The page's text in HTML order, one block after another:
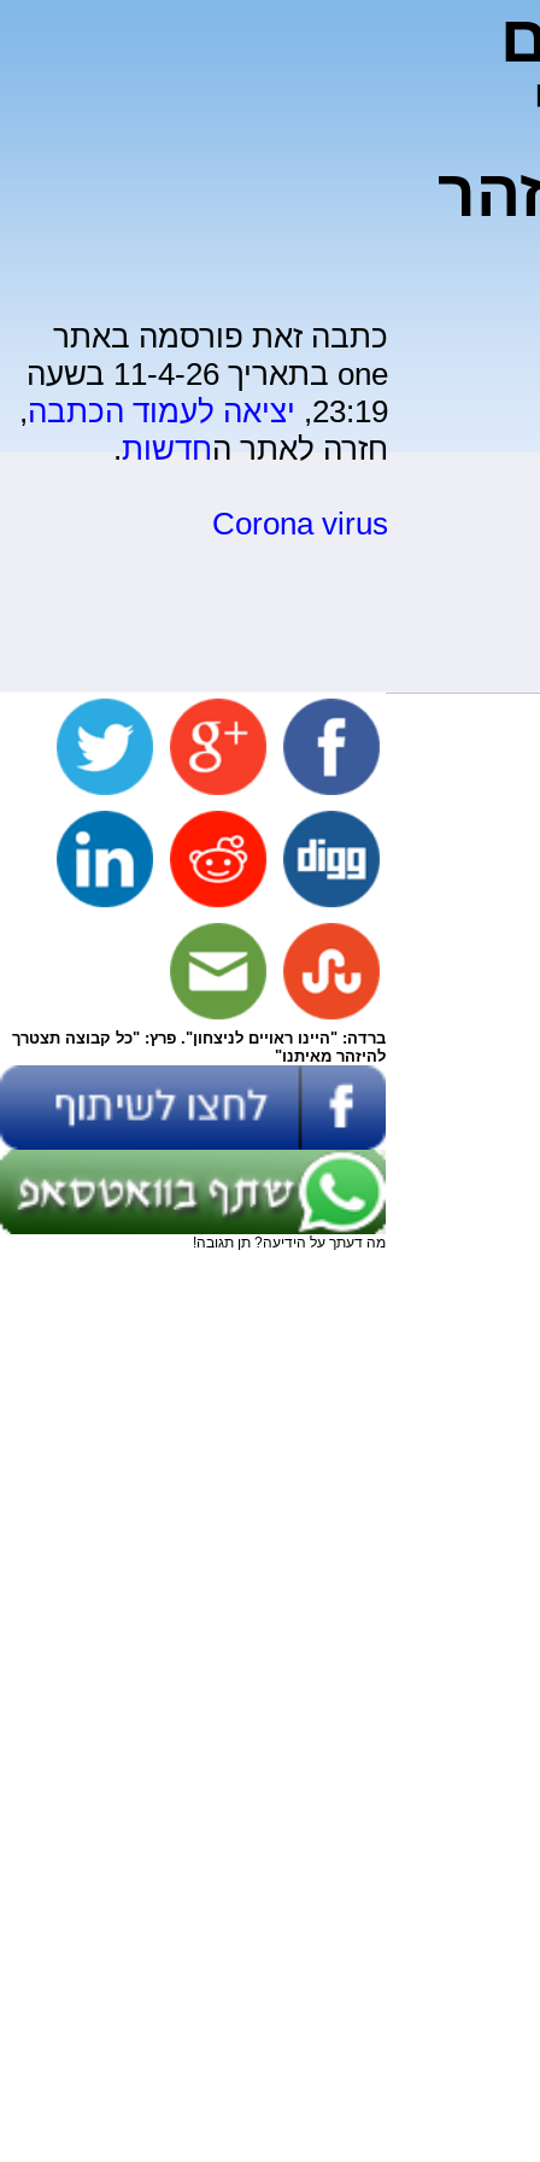
כתבה זאת פורסמה באתר
one בתאריך 11-4-26 בשעה
23:19, יציאה לעמוד הכתבה,
חזרה לאתר החדשות.
Corona virus
ברדה: "היינו ראויים לניצחון". פרץ: "כל קבוצה תצטרך
להיזהר מאיתנו"
מה דעתך על הידיעה? תן תגובה!